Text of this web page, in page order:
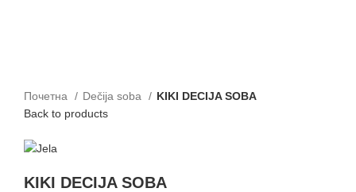
Почетна Dečija soba
KIKI DECIJA SOBA
Back to products
KIKI DECIJA SOBA